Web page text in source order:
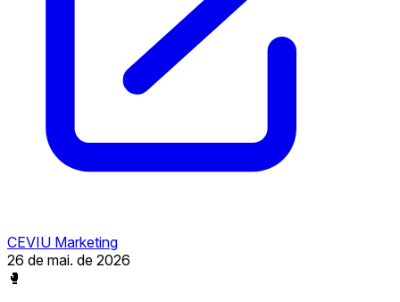
CEVIU Marketing
26 de mai. de 2026
🥊